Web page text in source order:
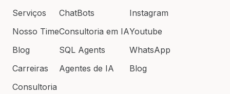
Serviços
Nosso Time
Blog
Carreiras
Consultoria
ChatBots
Consultoria em IA
SQL Agents
Agentes de IA
Instagram
Youtube
WhatsApp
Blog